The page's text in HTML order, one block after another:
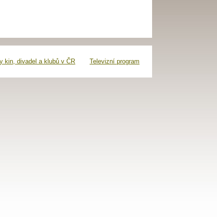
kin, divadel a klubů v ČR Televizní program